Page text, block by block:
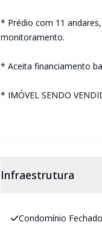
* Prédio com 11
monitoramento.
* Aceita financiamento
* IMÓVEL SENDO
Infraestrutura
Condomínio Fechado